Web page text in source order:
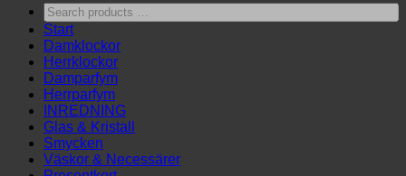
Search
products
…
Start
Damklockor
Herrklockor
Damparfym
Herrparfym
INREDNING
Glas & Kristall
Smycken
Väskor & Necessärer